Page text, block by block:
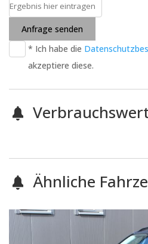
Anfrage senden
* Ich habe die
akzeptiere diese.
Ähnliche